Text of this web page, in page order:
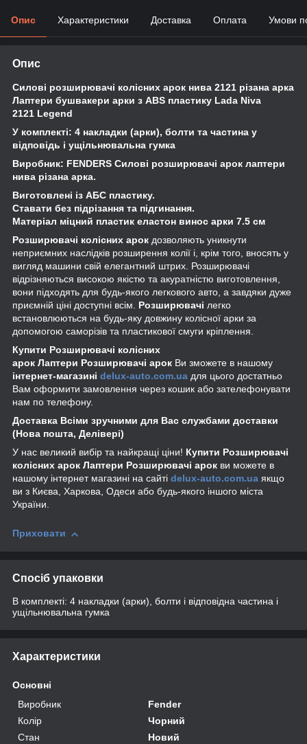
Опис Характеристики Доставка Оплата Умови
Опис
Силові розширювачі колісних арок нива 2121 різана арка
Лаптери бушвакери арки з ABS пластику Lada Niva
2121 Legend
У комплекті: 4 накладки (арки), болти та частина у
відповідь і ущільнювальна гумка
Виробник: FENDERS Силові розширювачі арок лаптери
нива різана арка.
Виготовлені із АБС пластику.
Ставати без підрізання та підгинання.
Матеріал міцний пластик еластон винос арки 7.5 см
Розширювачі колісних арок дозволяють уникнути
неприємних наслідків розширення колії і, крім того, вносять у
вигляд машини свій елегантний штрих. Розширювачі
відрізняються високою якістю та акуратністю виготовлення,
вони підходять для будь-якого легкового авто, а завдяки дуже
приємній ціні доступні всім. Розширювачі легко
встановлюються на будь-яку довжину колісної арки за
допомогою саморізів та пластикової смуги кріплення.
Купити Розширювачі колісних
арок Лаптери Розширювачі арок Ви зможете в нашому
інтернет-магазині delux-auto.com.ua для цього достатньо
Вам оформити замовлення через кошик або зателефонувати
нам по телефону.
Доставка Всіми зручними для Вас службами доставки
(Нова пошта, Делівері)
У нас великий вибір та найкращі ціни! Купити Розширювачі
колісних арок Лаптери Розширювачі арок ви можете в
нашому інтернет магазині на сайті delux-auto.com.ua якщо
ви з Києва, Харкова, Одеси або будь-якого іншого міста
України.
Приховати
Спосіб упаковки
В комплекті: 4 накладки (арки), болти і відповідна частина і
ущільнювальна гумка
Характеристики
Основні
Виробник
Fender
Колір
Чорний
Стан
Новий